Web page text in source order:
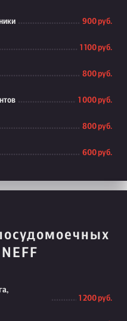
900 руб.
1 100 руб.
800 руб.
1 000 руб.
800 руб.
600 руб.
1 200 руб.